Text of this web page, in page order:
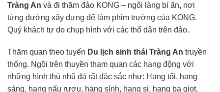
Tràng An và đi thăm đảo KONG – ngôi làng bí ẩn, nơi
từng đường xây dựng để làm phim trường của KONG.
Quý khách tự do chụp hình với các thổ dân trên đảo.
Thăm quan theo tuyến Du lịch sinh thái Tràng An truyền
thống. Ngồi trên thuyền tham quan các hang động với
những hình thù nhũ đá rất đặc sắc như: Hang tối, hang
sáng, hang nấu rượu, hang sính, hang si, hang ba giọt,